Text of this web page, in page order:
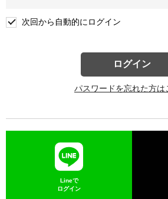
次回から自動的にログイン
ログイン
パスワードを忘れた方は
Lineで
ログイン